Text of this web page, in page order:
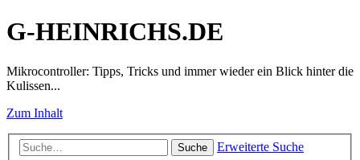
G-HEINRICHS.DE
Mikrocontroller: Tipps, Tricks und immer wieder ein Blick hinter die
Kulissen...
Zum Inhalt
Suche Erweiterte Suche